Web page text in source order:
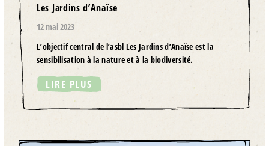
Les Jardins d’Anaïse
12 mai 2023
L’objectif central de l’asbl Les Jardins d’Anaïse est la
sensibilisation à la nature et à la biodiversité.
LIRE PLUS